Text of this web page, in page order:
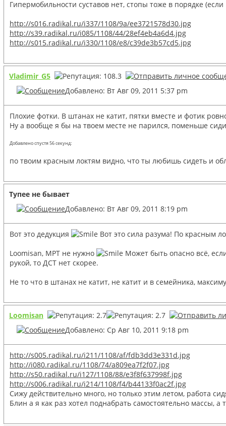
Гипермобильности суставов нет, стопы тоже в порядке
http://s016.radikal.ru/i337/1108/9a/ee3721578d30.jpg
http://s39.radikal.ru/i085/1108/44/28ef4eb4a6d4.jpg
http://s015.radikal.ru/i330/1108/e8/c39de3b57cd5.jpg
Vladimir_G5
Добавлено: Вт Авг 09, 2011 5:37 pm
Плохие фотки. В штанах не катит, пятки вместе и фотик
Ну а вообще я бы на твоем месте не парился, поменьше
Добавлено спустя 56 секунд:
по твоим красным локтям видно, что ты любишь сидеть и
Тупее не бывает
Добавлено: Вт Авг 09, 2011 8:19 pm
Вот это дедукция
Вот это сила разума! По красным
Loomisan, МРТ не нужно
Может быть опасно всё,
рукой, то ДСТ нет скорее.
Не то что в штанах не катит, не катит и в семейника,
Loomisan
Добавлено: Ср Авг 10, 2011 9:18 pm
http://s005.radikal.ru/i211/1108/af/fdb3dd3e331d.jpg
http://i080.radikal.ru/1108/74/a809ea7f2f07.jpg
http://s50.radikal.ru/i127/1108/88/e3f8f637998f.jpg
http://s006.radikal.ru/i214/1108/f4/b44133f0ac2f.jpg
Сижу действительно много, но только этим летом, работа
Блин а я как раз хотел поднабрать самостоятельно массы,